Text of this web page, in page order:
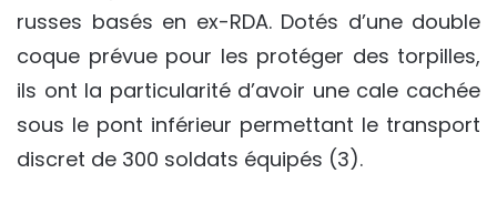
russes basés en ex-RDA. Dotés d’une double
coque prévue pour les protéger des torpilles,
ils ont la particularité d’avoir une cale cachée
sous le pont inférieur permettant le transport
discret de 300 soldats équipés (3).